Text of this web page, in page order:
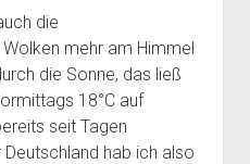
die
mehr am Himmel
die Sonne, das ließ
18°C auf
seit Tagen
hab ich also